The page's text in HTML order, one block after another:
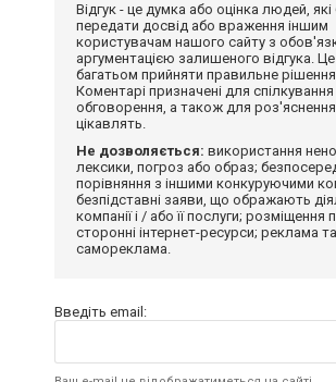
Відгук - це думка або оцінка людей,
передати досвід або враження іншим
користувачам нашого сайту з
аргументацією залишеного відгука.
багатьом прийняти правильне
Коментарі призначені для спілкування
обговорення, а також для
цікавлять.
Не дозволяється: використання
лексики, погроз або образ;
порівняння з іншими конкуруючими
безпідставні заяви, що ображають
компанії і / або її послуги; розміщення
сторонні інтернет-ресурси; реклама та
самореклама.
Введіть email: